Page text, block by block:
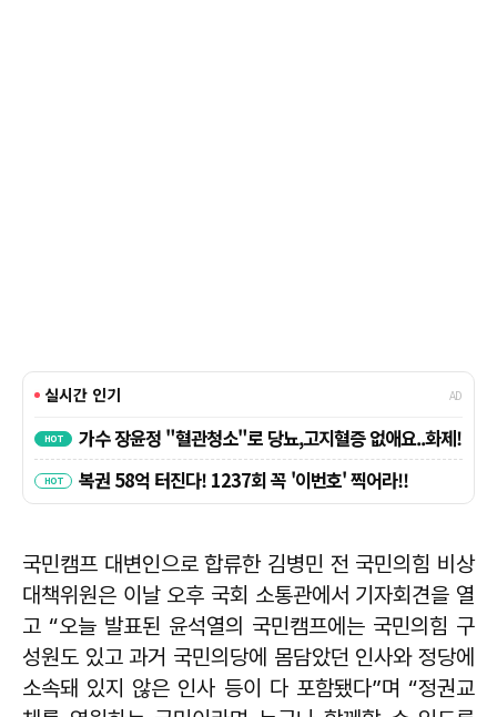
국민캠프 대변인으로 합류한 김병민 전 국민의힘 비상
대책위원은 이날 오후 국회 소통관에서 기자회견을 열
고 “오늘 발표된 윤석열의 국민캠프에는 국민의힘 구
성원도 있고 과거 국민의당에 몸담았던 인사와 정당에
소속돼 있지 않은 인사 등이 다 포함됐다”며 “정권교